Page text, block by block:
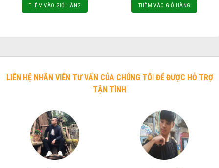
THÊM VÀO GIỎ HÀNG THÊM VÀO GIỎ HÀNG
LIÊN HỆ NHÂN VIÊN TƯ VẤN CỦA CHÚNG TÔI ĐỂ ĐƯỢC HỖ TRỢ
TẬN TÌNH